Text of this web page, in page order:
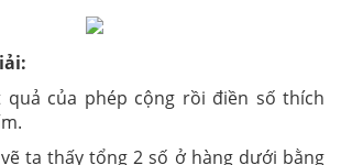
quả của phép cộng rồi điền số thích
ta thấy tổng 2 số ở hàng dưới bằng